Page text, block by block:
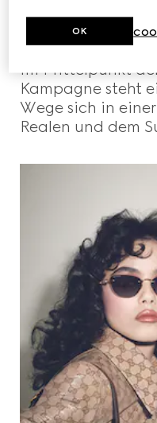
Im Mittelpunkt
Kampagne steht
Wege sich in
Realen und dem
OK